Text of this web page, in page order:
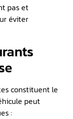
pas et
éviter
constituent le
peut
: